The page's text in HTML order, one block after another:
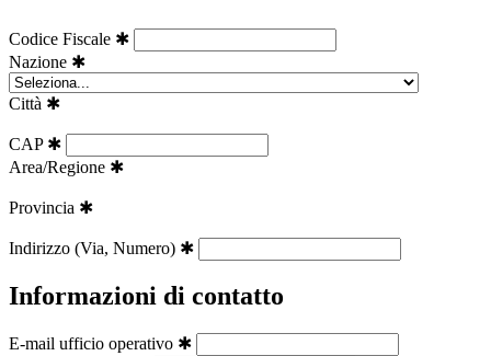
Codice Fiscale ✱
Nazione ✱
Città ✱
CAP ✱
Area/Regione ✱
Provincia ✱
Indirizzo (Via, Numero) ✱
Informazioni di contatto
E-mail ufficio operativo ✱